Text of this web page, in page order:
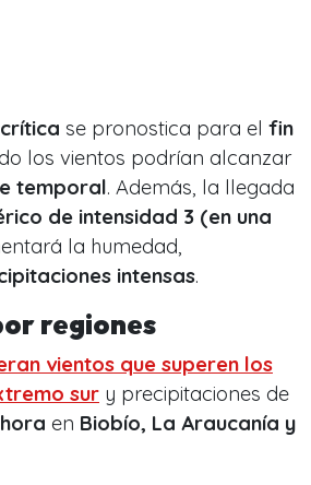
se pronostica para el fin
los vientos podrían alcanzar
temporal. Además, la llegada
de intensidad 3 (en una
la humedad,
intensas.
regiones
vientos que superen los
sur y precipitaciones de
en Biobío, La Araucanía y